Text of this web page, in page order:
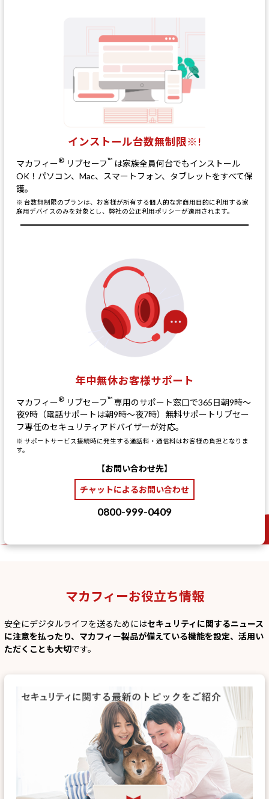
インストール台数無制限※!
マカフィー® リブセーフ™ は家族全員何台でもインストール
OK！パソコン、Mac、スマートフォン、タブレットをすべて保
護。
※ 台数無制限のプランは、お客様が所有する個人的な非商用目的に利用する家
庭用デバイスのみを対象とし、弊社の公正利用ポリシーが適用されます。
年中無休お客様サポート
マカフィー® リブセーフ™ 専用のサポート窓口で365日朝9時～
夜9時（電話サポートは朝9時～夜7時）無料サポートリブセー
フ専任のセキュリティアドバイザーが対応。
※ サポートサービス接続時に発生する通話料・通信料はお客様の負担となりま
す。
【お問い合わせ先】
チャットによるお問い合わせ
0800-999-0409
マカフィーお役立ち情報
安全にデジタルライフを送るためにはセキュリティに関するニュース
に注意を払ったり、マカフィー製品が備えている機能を設定、活用い
ただくことも大切です。